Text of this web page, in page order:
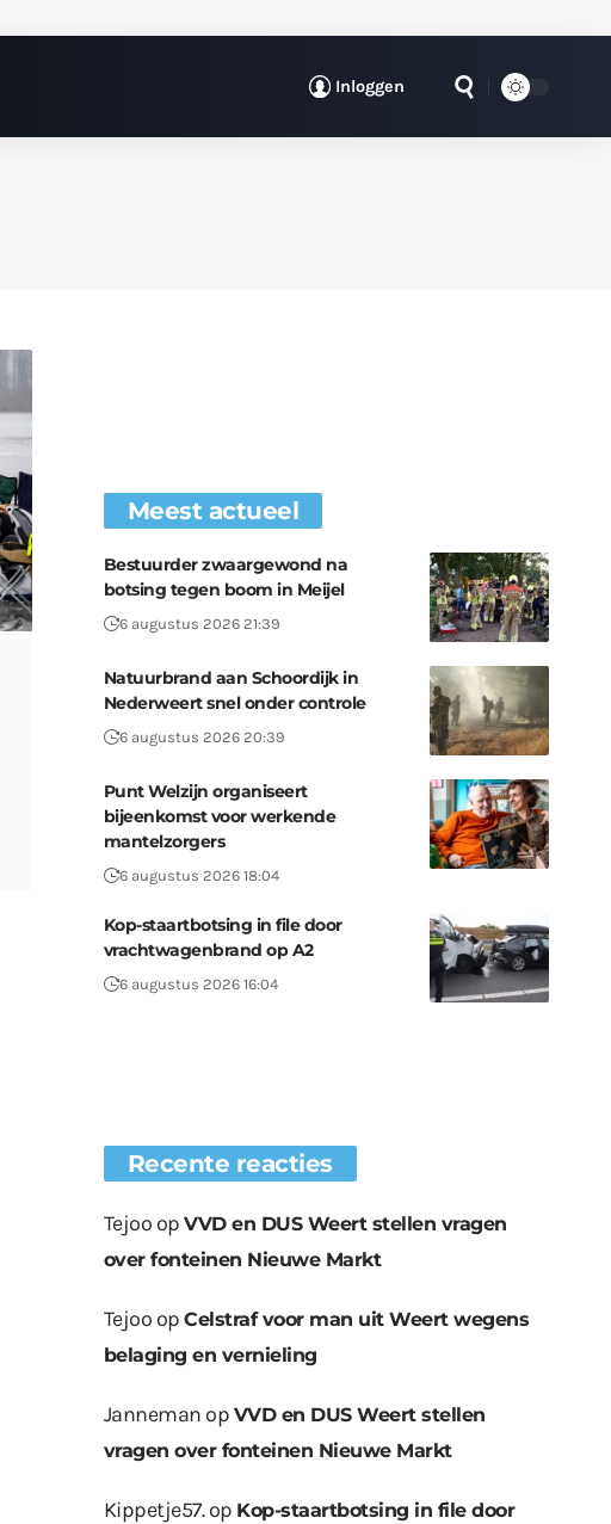
Inloggen
Meest actueel
Bestuurder zwaargewond na
botsing tegen boom in Meijel
6 augustus 2026 21:39
Natuurbrand aan Schoordijk in
Nederweert snel onder controle
6 augustus 2026 20:39
Punt Welzijn organiseert
bijeenkomst voor werkende
mantelzorgers
6 augustus 2026 18:04
Kop-staartbotsing in file door
vrachtwagenbrand op A2
6 augustus 2026 16:04
Recente reacties
Tejoo opVVD en DUS Weert stellen vragen
over fonteinen Nieuwe Markt
Tejoo opCelstraf voor man uit Weert wegens
belaging en vernieling
Janneman op VVD en DUS Weert stellen
vragen over fonteinen Nieuwe Markt
Kippetje57.op Kop-staartbotsing in file door